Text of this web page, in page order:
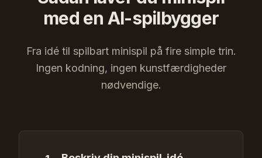
med en AI-spilbygger
Fra idé til spilbart minispil på fire simple trin.
Ingen kodning, ingen kunstfærdigheder
nødvendige.